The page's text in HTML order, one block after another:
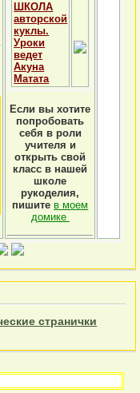
ШКОЛА
авторской
куклы.
Уроки
ведет
Акуна
Матата
Если вы хотите
попробовать
себя в роли
учителя и
открыть свой
класс в нашей
школе
рукоделия,
пишите в моем
домике
странички